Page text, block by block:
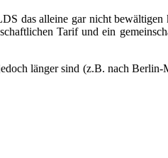
das alleine gar nicht
Tarif und ein
länger sind (z.B. nach